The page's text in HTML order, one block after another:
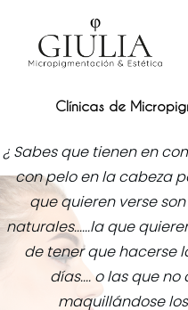
contenido
Clínicas de
¿ Sabes que tienen en
con pelo en la cabeza
que quieren verse
naturales......la que
de tener que hacerse
días.... o las que
maquillándose